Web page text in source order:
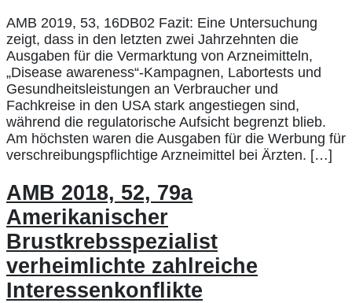
AMB 2019, 53, 16DB02 Fazit: Eine Untersuchung
zeigt, dass in den letzten zwei Jahrzehnten die
Ausgaben für die Vermarktung von Arzneimitteln,
„Disease awareness“-Kampagnen, Labortests und
Gesundheitsleistungen an Verbraucher und
Fachkreise in den USA stark angestiegen sind,
während die regulatorische Aufsicht begrenzt blieb.
Am höchsten waren die Ausgaben für die Werbung für
verschreibungspflichtige Arzneimittel bei Ärzten. […]
AMB 2018, 52, 79a
Amerikanischer
Brustkrebsspezialist
verheimlichte zahlreiche
Interessenkonflikte